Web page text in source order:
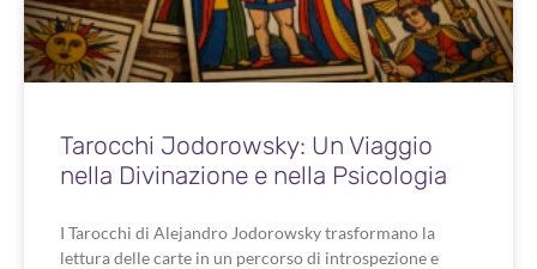
Tarocchi Jodorowsky: Un Viaggio
nella Divinazione e nella Psicologia
I Tarocchi di Alejandro Jodorowsky trasformano la
lettura delle carte in un percorso di introspezione e